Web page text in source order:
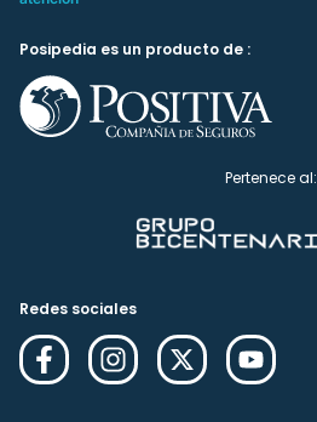
Posipedia es un producto de :
Pertenece al:
Redes sociales